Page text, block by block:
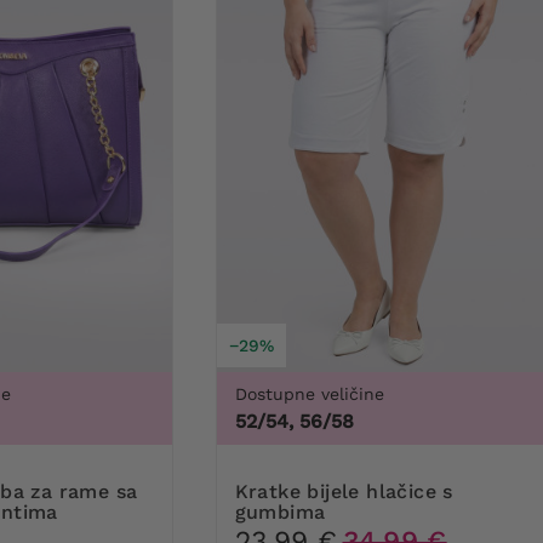
−29%
Dostupne veličine
52/54, 56/58
Kratke bijele hlačice s
gumbima